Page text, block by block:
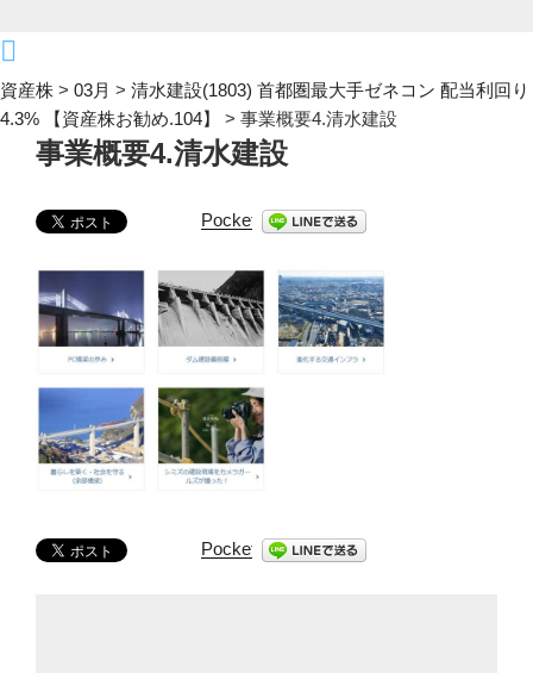
資産株 > 03月 > 清水建設(1803) 首都圏最大手ゼネコン 配当利回り
4.3% 【資産株お勧め.104】
> 事業概要4.清水建設
事業概要4.清水建設
Pocket
Pocket